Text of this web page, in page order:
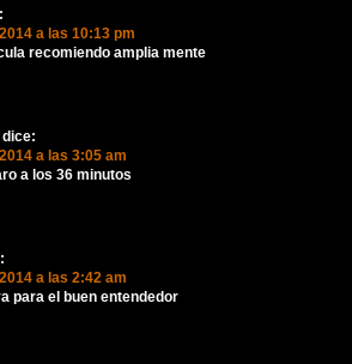
a las 10:13 pm
recomiendo amplia mente
dice:
a las 3:05 am
a los 36 minutos
a las 2:42 am
para el buen entendedor